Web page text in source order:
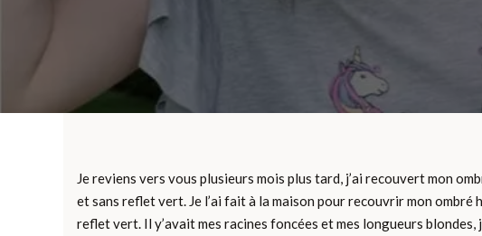
Je reviens vers vous plusieurs mois plus tard, j’ai recouvert mon
et sans reflet vert. Je l’ai fait à la maison pour recouvrir mon
reflet vert. Il y’avait mes racines foncées et mes longueurs